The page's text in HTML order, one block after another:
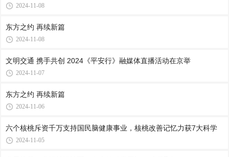
2024-11-08
东方之约 再续新篇
2024-11-08
文明交通 携手共创 2024《平安行》融媒体直播活动在京举
2024-11-07
东方之约 再续新篇
2024-11-06
六个核桃斥资千万支持国民脑健康事业，核桃改善记忆力获7大科学
2024-11-05